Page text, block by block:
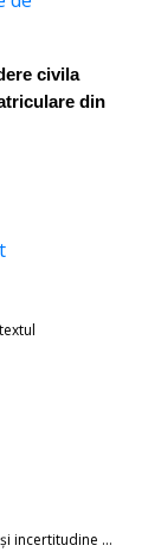
civila
din
incertitudine ...